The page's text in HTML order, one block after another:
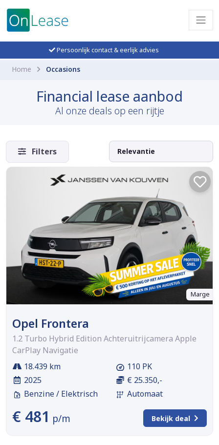
Persoonlijk contact & eerlijk advies
Home Occasions
Financial lease aanbod
Al onze deals op een rijtje
Filters
Marge
Opel Frontera
1.2 Turbo Hybrid Edition Achteruitrijcamera Apple
CarPlay Navigatie
18.439 km
2025
Benzine / Elektrisch
110 PK
€ 25.350,-
Automaat
€ 481 p/m Bekijk deal